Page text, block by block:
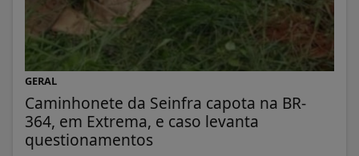
GERAL
Caminhonete da Seinfra capota na BR-
364, em Extrema, e caso levanta
questionamentos